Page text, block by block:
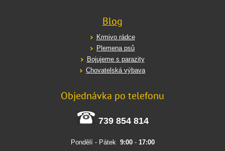
Blog
Krmivo rádce
Plemena psů
Bojujeme s parazity
Chovatelská výbava
Objednávka po telefonu
739 854 814
Pondělí - Pátek 9:00- 17:00